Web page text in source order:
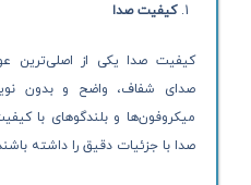
کیفیت صدا
کیفیت صدا یکی از اصلی‌ترین
صدای شفاف، واضح و بدون
میکروفون‌ها و بلندگوهای با
صدا با جزئیات دقیق را داشته